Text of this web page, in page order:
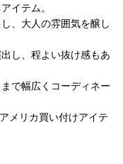
イテム。
、大人の雰囲気を醸し
し、程よい抜け感もあ
で幅広くコーディネー
メリカ買い付けアイテ